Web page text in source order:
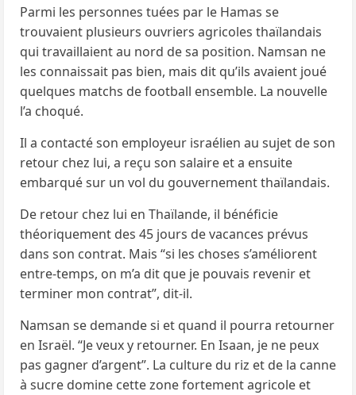
Parmi les personnes tuées par le Hamas se
trouvaient plusieurs ouvriers agricoles thaïlandais
qui travaillaient au nord de sa position. Namsan ne
les connaissait pas bien, mais dit qu’ils avaient joué
quelques matchs de football ensemble. La nouvelle
l’a choqué.
Il a contacté son employeur israélien au sujet de son
retour chez lui, a reçu son salaire et a ensuite
embarqué sur un vol du gouvernement thaïlandais.
De retour chez lui en Thaïlande, il bénéficie
théoriquement des 45 jours de vacances prévus
dans son contrat. Mais “si les choses s’améliorent
entre-temps, on m’a dit que je pouvais revenir et
terminer mon contrat”, dit-il.
Namsan se demande si et quand il pourra retourner
en Israël. “Je veux y retourner. En Isaan, je ne peux
pas gagner d’argent”. La culture du riz et de la canne
à sucre domine cette zone fortement agricole et